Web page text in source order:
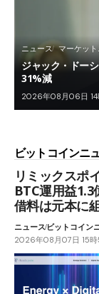
ニュース マーケッ
ジャック・ドー
31%減
2026年08月06日 14
ビットコインニ
リミックスポ
BTC運用益
借料は元本に
ニュースビットコイン
2026年08月07日 15